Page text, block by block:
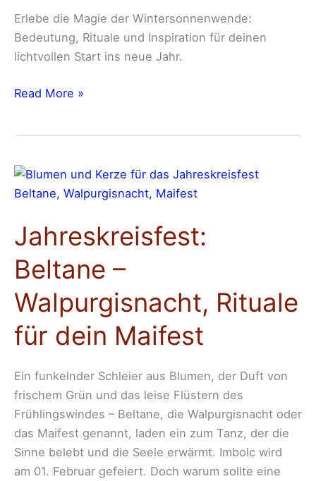
Erlebe die Magie der Wintersonnenwende:
Bedeutung, Rituale und Inspiration für deinen
lichtvollen Start ins neue Jahr.
Read More »
Jahreskreisfest:
Beltane –
Walpurgisnacht, Rituale
für dein Maifest
Ein funkelnder Schleier aus Blumen, der Duft von
frischem Grün und das leise Flüstern des
Frühlingswindes – Beltane, die Walpurgisnacht oder
das Maifest genannt, laden ein zum Tanz, der die
Sinne belebt und die Seele erwärmt. Imbolc wird
am 01. Februar gefeiert. Doch warum sollte eine
Jahreskreisfest:
Beltane
Walpurgisnacht,
Rituale
für
Maifest